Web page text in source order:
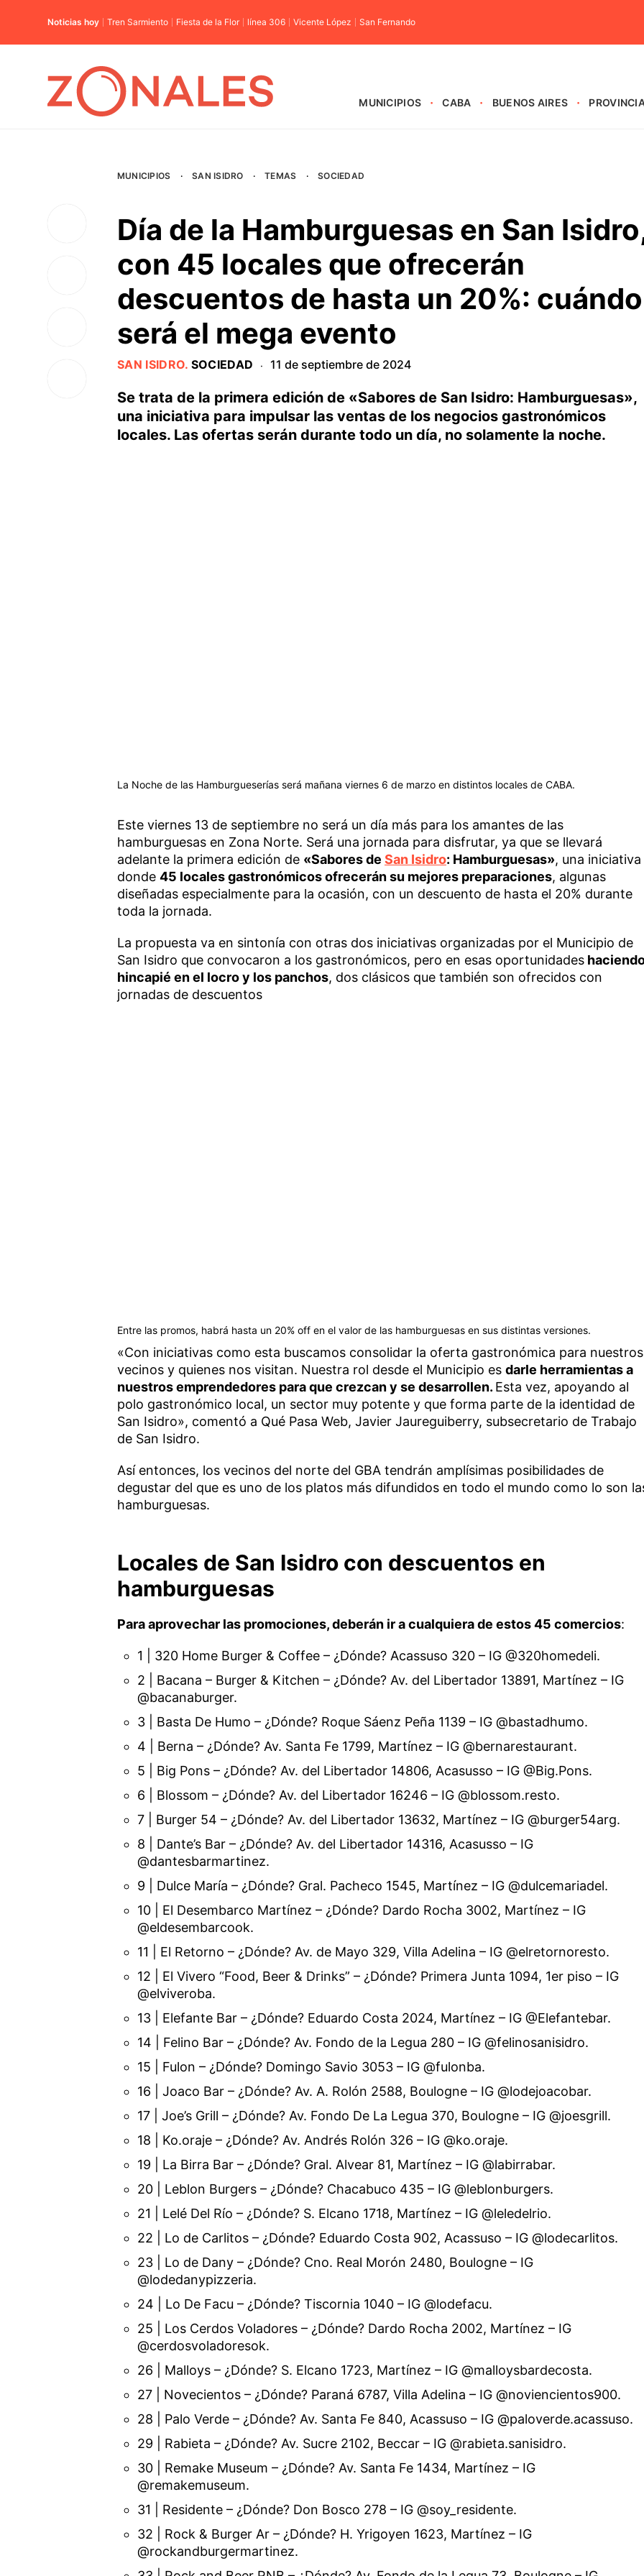
Noticias hoy Tren Sarmiento Fiesta de la Flor línea 306 Vicente López San Fernando
MUNICIPIOS CABA BUENOS AIRES
MUNICIPIOS · SAN ISIDRO · TEMAS · SOCIEDAD
Día de la Hamburguesas en San
con 45 locales que ofrecerán
descuentos de hasta un 20%: cuándo
será el mega evento
SAN ISIDRO. SOCIEDAD · 11 de septiembre de 2024
Se trata de la primera edición de «Sabores de San Isidro: Hamburguesas»,
una iniciativa para impulsar las ventas de los negocios gastronómicos
locales. Las ofertas serán durante todo un día, no solamente la noche.
La Noche de las Hamburgueserías será mañana viernes 6 de marzo en distintos locales de CABA.
Este viernes 13 de septiembre no será un día más para los amantes de las
hamburguesas en Zona Norte. Será una jornada para disfrutar, ya que se llevará
adelante la primera edición de «Sabores de San Isidro: Hamburguesas», una iniciativa
donde 45 locales gastronómicos ofrecerán su mejores preparaciones, algunas
diseñadas especialmente para la ocasión, con un descuento de hasta el 20% durante
toda la jornada.
La propuesta va en sintonía con otras dos iniciativas organizadas por el Municipio de
San Isidro que convocaron a los gastronómicos, pero en esas oportunidades
hincapié en el locro y los panchos, dos clásicos que también son ofrecidos con
jornadas de descuentos
Entre las promos, habrá hasta un 20% off en el valor de las hamburguesas en sus distintas versiones.
«Con iniciativas como esta buscamos consolidar la oferta gastronómica para nuestros
vecinos y quienes nos visitan. Nuestra rol desde el Municipio es darle herramientas a
nuestros emprendedores para que crezcan y se desarrollen. Esta vez, apoyando al
polo gastronómico local, un sector muy potente y que forma parte de la identidad de
San Isidro», comentó a Qué Pasa Web, Javier Jaureguiberry, subsecretario de Trabajo
de San Isidro.
Así entonces, los vecinos del norte del GBA tendrán amplísimas posibilidades de
degustar del que es uno de los platos más difundidos en todo el mundo como lo son
hamburguesas.
Locales de San Isidro con descuentos en
hamburguesas
Para aprovechar las promociones, deberán ir a cualquiera de estos 45 comercios:
1 | 320 Home Burger & Coffee – ¿Dónde? Acassuso 320 – IG @320homedeli.
2 | Bacana – Burger & Kitchen – ¿Dónde? Av. del Libertador 13891, Martínez – IG
@bacanaburger.
3 | Basta De Humo – ¿Dónde? Roque Sáenz Peña 1139 – IG @bastadhumo.
4 | Berna – ¿Dónde? Av. Santa Fe 1799, Martínez – IG @bernarestaurant.
5 | Big Pons – ¿Dónde? Av. del Libertador 14806, Acasusso – IG @Big.Pons.
6 | Blossom – ¿Dónde? Av. del Libertador 16246 – IG @blossom.resto.
7 | Burger 54 – ¿Dónde? Av. del Libertador 13632, Martínez – IG @burger54arg.
8 | Dante’s Bar – ¿Dónde? Av. del Libertador 14316, Acasusso – IG
@dantesbarmartinez.
9 | Dulce María – ¿Dónde? Gral. Pacheco 1545, Martínez – IG @dulcemariadel.
10 | El Desembarco Martínez – ¿Dónde? Dardo Rocha 3002, Martínez – IG
@eldesembarcook.
11 | El Retorno – ¿Dónde? Av. de Mayo 329, Villa Adelina – IG @elretornoresto.
12 | El Vivero “Food, Beer & Drinks” – ¿Dónde? Primera Junta 1094, 1er piso – IG
@elviveroba.
13 | Elefante Bar – ¿Dónde? Eduardo Costa 2024, Martínez – IG @Elefantebar.
14 | Felino Bar – ¿Dónde? Av. Fondo de la Legua 280 – IG @felinosanisidro.
15 | Fulon – ¿Dónde? Domingo Savio 3053 – IG @fulonba.
16 | Joaco Bar – ¿Dónde? Av. A. Rolón 2588, Boulogne – IG @lodejoacobar.
17 | Joe’s Grill – ¿Dónde? Av. Fondo De La Legua 370, Boulogne – IG @joesgrill.
18 | Ko.oraje – ¿Dónde? Av. Andrés Rolón 326 – IG @ko.oraje.
19 | La Birra Bar – ¿Dónde? Gral. Alvear 81, Martínez – IG @labirrabar.
20 | Leblon Burgers – ¿Dónde? Chacabuco 435 – IG @leblonburgers.
21 | Lelé Del Río – ¿Dónde? S. Elcano 1718, Martínez – IG @leledelrio.
22 | Lo de Carlitos – ¿Dónde? Eduardo Costa 902, Acassuso – IG @lodecarlitos.
23 | Lo de Dany – ¿Dónde? Cno. Real Morón 2480, Boulogne – IG
@lodedanypizzeria.
24 | Lo De Facu – ¿Dónde? Tiscornia 1040 – IG @lodefacu.
25 | Los Cerdos Voladores – ¿Dónde? Dardo Rocha 2002, Martínez – IG
@cerdosvoladoresok.
26 | Malloys – ¿Dónde? S. Elcano 1723, Martínez – IG @malloysbardecosta.
27 | Novecientos – ¿Dónde? Paraná 6787, Villa Adelina – IG @noviencientos900.
28 | Palo Verde – ¿Dónde? Av. Santa Fe 840, Acassuso – IG @paloverde.acassuso.
29 | Rabieta – ¿Dónde? Av. Sucre 2102, Beccar – IG @rabieta.sanisidro.
30 | Remake Museum – ¿Dónde? Av. Santa Fe 1434, Martínez – IG
@remakemuseum.
31 | Residente – ¿Dónde? Don Bosco 278 – IG @soy_residente.
32 | Rock & Burger Ar – ¿Dónde? H. Yrigoyen 1623, Martínez – IG
@rockandburgermartinez.